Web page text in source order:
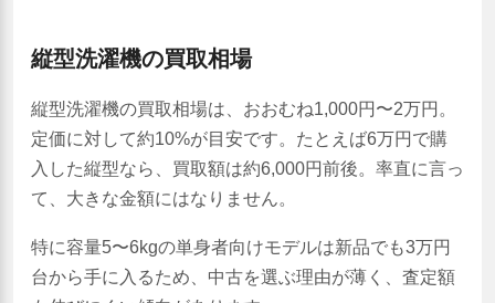
縦型洗濯機の買取相場
縦型洗濯機の買取相場は、おおむね1,000円〜2万円。
定価に対して約10%が目安です。たとえば6万円で購
入した縦型なら、買取額は約6,000円前後。率直に言っ
て、大きな金額にはなりません。
特に容量5〜6kgの単身者向けモデルは新品でも3万円
台から手に入るため、中古を選ぶ理由が薄く、査定額